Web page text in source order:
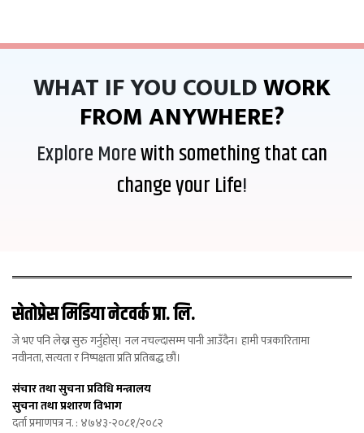
WHAT IF YOU COULDWORK
FROM ANYWHERE?
Explore Morewith something that can
change your Life!
सेतोप्रेस मिडिया नेटवर्क प्रा. लि.
जे भए पनि लेख्न सुरु गर्नुहोस्। नल नचल्दासम्म पानी आउँदैन। हामी पत्रकारितामा
नवीनता, सत्यता र निष्पक्षता प्रति प्रतिबद्ध छौं।
संचार तथा सुचना प्रविधि मन्त्रालय
सुचना तथा प्रशारण विभाग
दर्ता प्रमाणपत्र न. : ४७४३-२०८१/२०८२